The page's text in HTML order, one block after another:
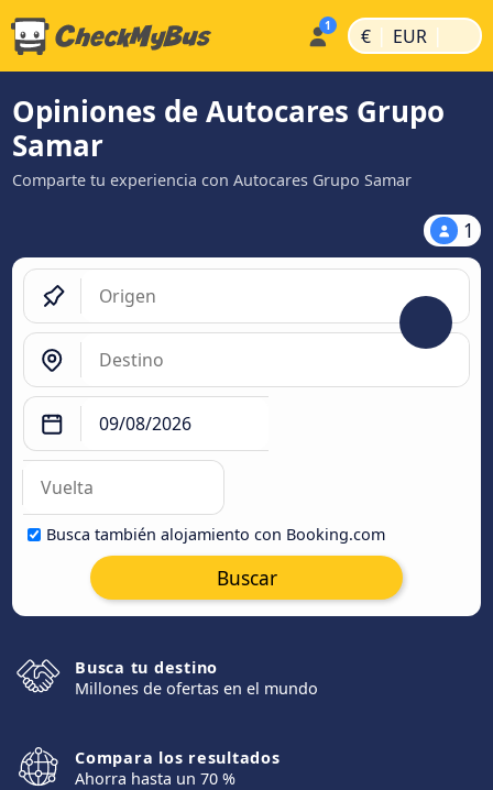
€ | EUR |
Opiniones de Autocares Grupo
Samar
Comparte tu experiencia con Autocares Grupo Samar
1
Busca también alojamiento con Booking.com
Buscar
Busca tu destino
Millones de ofertas en el mundo
Compara los resultados
Ahorra hasta un 70 %